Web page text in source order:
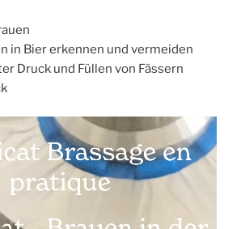
in Bier erkennen und vermeiden
Druck und Füllen von Fässern